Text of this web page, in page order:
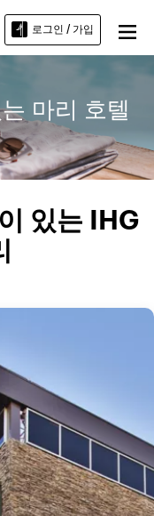
로그인 / 가입
마리 호텔
있는 IHG